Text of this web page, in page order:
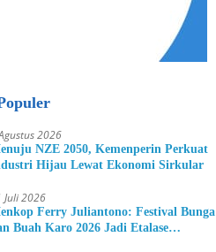
2026
NZE 2050, Kemenperin Perkuat
Hijau Lewat Ekonomi Sirkular
Juli 2026
Ferry Juliantono: Festival Bunga
Buah Karo 2026 Jadi Etalase